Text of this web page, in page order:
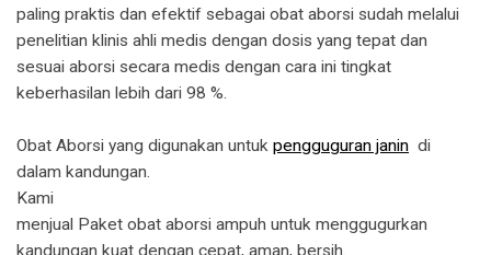
paling praktis dan efektif sebagai obat aborsi sudah melalui
penelitian klinis ahli medis dengan dosis yang tepat dan
sesuai aborsi secara medis dengan cara ini tingkat
keberhasilan lebih dari 98 %.
Obat Aborsi yang digunakan untuk pengguguran janin di
dalam kandungan.
​Kami
menjual Paket obat aborsi ampuh untuk menggugurkan
kandungan kuat dengan cepat, aman, bersih.